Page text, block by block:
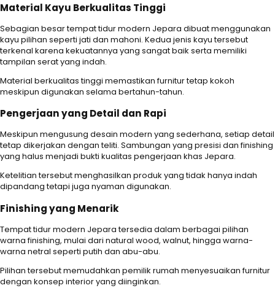
Material Kayu Berkualitas Tinggi
Sebagian besar tempat tidur modern Jepara dibuat menggunakan
kayu pilihan seperti jati dan mahoni. Kedua jenis kayu tersebut
terkenal karena kekuatannya yang sangat baik serta memiliki
tampilan serat yang indah.
Material berkualitas tinggi memastikan furnitur tetap kokoh
meskipun digunakan selama bertahun-tahun.
Pengerjaan yang Detail dan Rapi
Meskipun mengusung desain modern yang sederhana, setiap detail
tetap dikerjakan dengan teliti. Sambungan yang presisi dan finishing
yang halus menjadi bukti kualitas pengerjaan khas Jepara.
Ketelitian tersebut menghasilkan produk yang tidak hanya indah
dipandang tetapi juga nyaman digunakan.
Finishing yang Menarik
Tempat tidur modern Jepara tersedia dalam berbagai pilihan
warna finishing, mulai dari natural wood, walnut, hingga warna-
warna netral seperti putih dan abu-abu.
Pilihan tersebut memudahkan pemilik rumah menyesuaikan furnitur
dengan konsep interior yang diinginkan.